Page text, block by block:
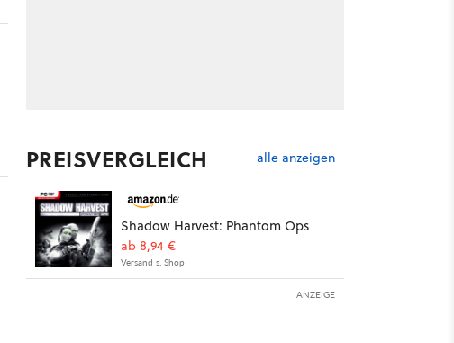
PREISVERGLEICH alle anzeigen
Shadow Harvest: Phantom Ops
ab 8,94 €
Versand s. Shop
ANZEIGE